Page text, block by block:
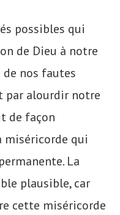
possibles qui
de Dieu à notre
nos fautes
par alourdir notre
de façon
miséricorde qui
La
plausible, car
cette miséricorde